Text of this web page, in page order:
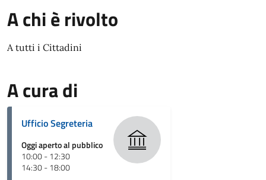
A chi è rivolto
A tutti i Cittadini
A cura di
Ufficio Segreteria
Oggi aperto al pubblico
10:00 - 12:30
14:30 - 18:00